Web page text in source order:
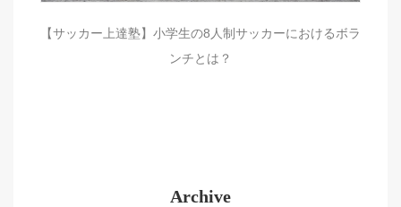
【サッカー上達塾】小学生の8人制サッカーにおけるボラ
ンチとは？
Archive